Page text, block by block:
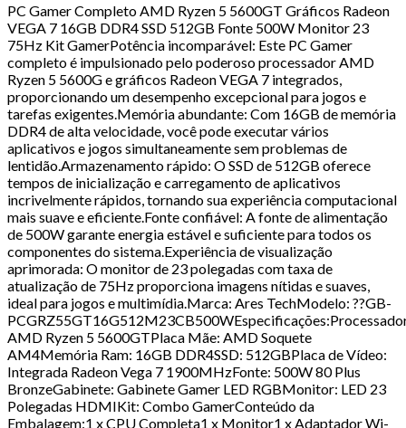
PC Gamer Completo AMD Ryzen 5 5600GT Gráficos Radeon
VEGA 7 16GB DDR4 SSD 512GB Fonte 500W Monitor 23
75Hz Kit GamerPotência incomparável: Este PC Gamer
completo é impulsionado pelo poderoso processador AMD
Ryzen 5 5600G e gráficos Radeon VEGA 7 integrados,
proporcionando um desempenho excepcional para jogos e
tarefas exigentes.Memória abundante: Com 16GB de memória
DDR4 de alta velocidade, você pode executar vários
aplicativos e jogos simultaneamente sem problemas de
lentidão.Armazenamento rápido: O SSD de 512GB oferece
tempos de inicialização e carregamento de aplicativos
incrivelmente rápidos, tornando sua experiência computacional
mais suave e eficiente.Fonte confiável: A fonte de alimentação
de 500W garante energia estável e suficiente para todos os
componentes do sistema.Experiência de visualização
aprimorada: O monitor de 23 polegadas com taxa de
atualização de 75Hz proporciona imagens nítidas e suaves,
ideal para jogos e multimídia.Marca: Ares TechModelo: ??GB-
AMD Ryzen 5 5600GTPlaca Mãe: AMD Soquete
AM4Memória Ram: 16GB DDR4SSD: 512GBPlaca de Vídeo:
Integrada Radeon Vega 7 1900MHzFonte: 500W 80 Plus
BronzeGabinete: Gabinete Gamer LED RGBMonitor: LED 23
Polegadas HDMIKit: Combo GamerConteúdo da
Embalagem:1 x CPU Completa1 x Monitor1 x Adaptador Wi-